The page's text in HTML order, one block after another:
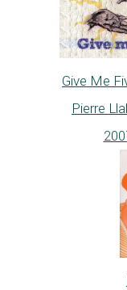
Give Me
Pierre